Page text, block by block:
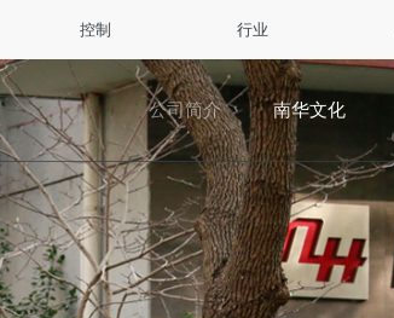
控制 行业
安全解决方
产品可以提
高层建筑，
运用光与声
所的工作效
贴合工业场
设计，使照
，这是我们
方式，能及
耗、成本和
营、港机制
加值细分市
速发展的工
期望的产品
减少因产品
的工程师与
殊需求。
公司简介 南华文化